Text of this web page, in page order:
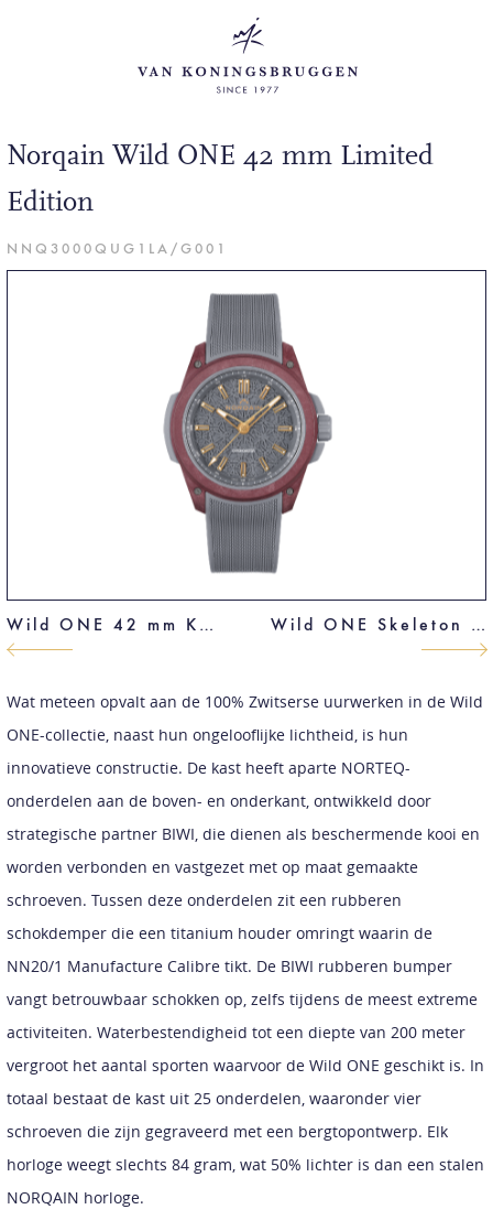
Norqain Wild ONE 42 mm Limited
Edition
NNQ3000QUG1LA/G001
Wild ONE 42 mm Khaki Wild ONE Skeleton 42 mm
Wat meteen opvalt aan de 100% Zwitserse uurwerken in de Wild
ONE-collectie, naast hun ongelooflijke lichtheid, is hun
innovatieve constructie. De kast heeft aparte NORTEQ-
onderdelen aan de boven- en onderkant, ontwikkeld door
strategische partner BIWI, die dienen als beschermende kooi en
worden verbonden en vastgezet met op maat gemaakte
schroeven. Tussen deze onderdelen zit een rubberen
schokdemper die een titanium houder omringt waarin de
NN20/1 Manufacture Calibre tikt. De BIWI rubberen bumper
vangt betrouwbaar schokken op, zelfs tijdens de meest extreme
activiteiten. Waterbestendigheid tot een diepte van 200 meter
vergroot het aantal sporten waarvoor de Wild ONE geschikt is. In
totaal bestaat de kast uit 25 onderdelen, waaronder vier
schroeven die zijn gegraveerd met een bergtopontwerp. Elk
horloge weegt slechts 84 gram, wat 50% lichter is dan een stalen
NORQAIN horloge.